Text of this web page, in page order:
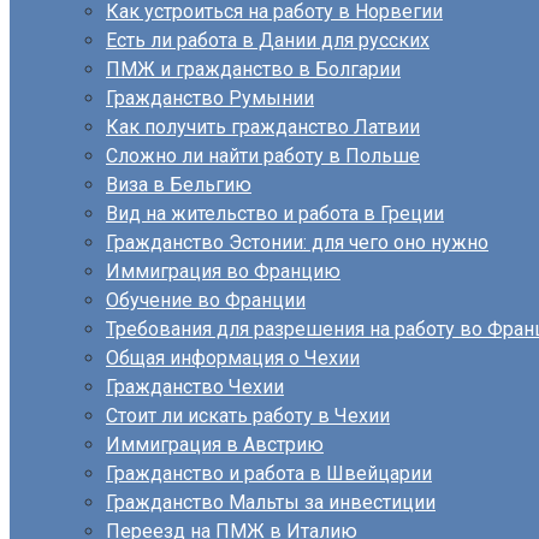
Как устроиться на работу в Норвегии
Есть ли работа в Дании для русских
ПМЖ и гражданство в Болгарии
Гражданство Румынии
Как получить гражданство Латвии
Сложно ли найти работу в Польше
Виза в Бельгию
Вид на жительство и работа в Греции
Гражданство Эстонии: для чего оно нужно
Иммиграция во Францию
Обучение во Франции
Требования для разрешения на работу во
Общая информация о Чехии
Гражданство Чехии
Стоит ли искать работу в Чехии
Иммиграция в Австрию
Гражданство и работа в Швейцарии
Гражданство Мальты за инвестиции
Переезд на ПМЖ в Италию